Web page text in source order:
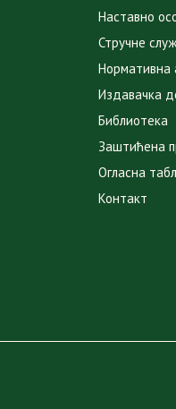
Наставно
Стручне
Нормативна
Издавачка
Библиотека
Заштићена
Огласна
Контакт